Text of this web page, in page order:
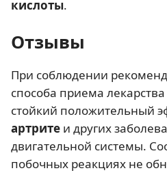
кислоты.
Отзывы
При соблюдении
способа приема
стойкий положительный
артрите и других
двигательной системы.
побочных реакциях не